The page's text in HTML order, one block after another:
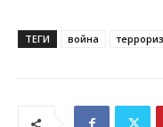
ТЕГИ война